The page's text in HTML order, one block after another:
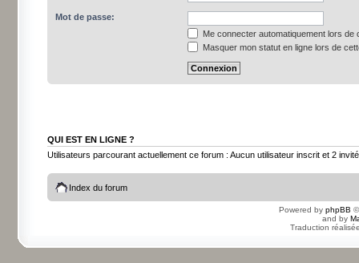
Mot de passe:
Me connecter automatiquement lors de
Masquer mon statut en ligne lors de
QUI EST EN LIGNE ?
Utilisateurs parcourant actuellement ce forum : Aucun utilisateur inscrit et 2
Index du forum
Powered by phpBB
and by
Traduction